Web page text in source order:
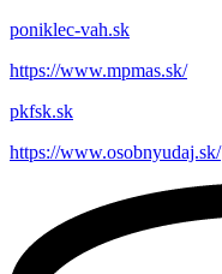
poniklec-vah.sk
https://www.mpmas.sk/
pkfsk.sk
https://www.osobnyudaj.sk/